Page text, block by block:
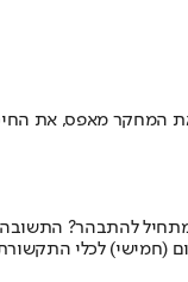
המחקר מאפס, את
להתבהר?
(חמישי) לכלי